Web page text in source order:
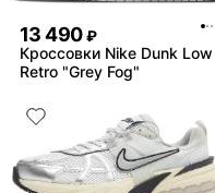
13 490 ₽
Кроссовки Nike Dunk Low
Retro "Grey Fog"